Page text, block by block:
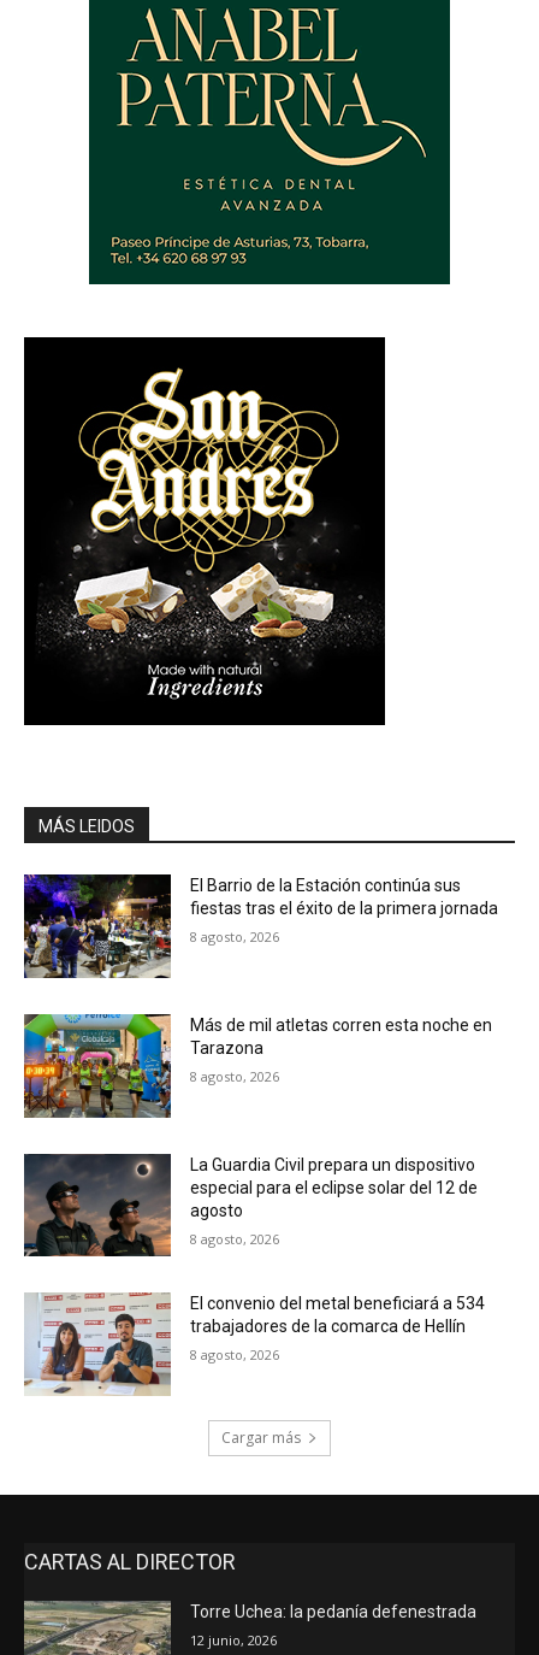
MÁS LEIDOS
El Barrio de la Estación continúa sus
fiestas tras el éxito de la primera jornada
8 agosto, 2026
Más de mil atletas corren esta noche en
Tarazona
8 agosto, 2026
La Guardia Civil prepara un dispositivo
especial para el eclipse solar del 12 de
agosto
8 agosto, 2026
El convenio del metal beneficiará a 534
trabajadores de la comarca de Hellín
8 agosto, 2026
Cargar más
CARTAS AL DIRECTOR
Torre Uchea: la pedanía defenestrada
12 junio, 2026